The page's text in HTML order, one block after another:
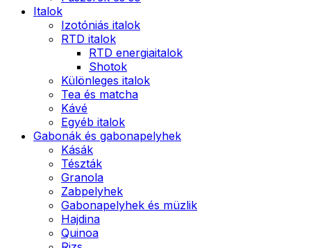
Italok
Izotóniás italok
RTD italok
RTD energiaitalok
Shotok
Különleges italok
Tea és matcha
Kávé
Egyéb italok
Gabonák és gabonapelyhek
Kásák
Tészták
Granola
Zabpelyhek
Gabonapelyhek és müzlik
Hajdina
Quinoa